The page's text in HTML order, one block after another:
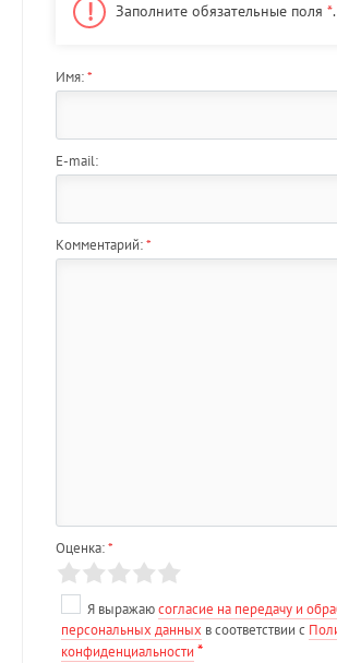
Заполните обязательные поля *.
Имя:*
E-mail:
Комментарий:*
Оценка:*
Я выражаюсогласие на передачу и
персональных данных в соответствии с
конфиденциальности *